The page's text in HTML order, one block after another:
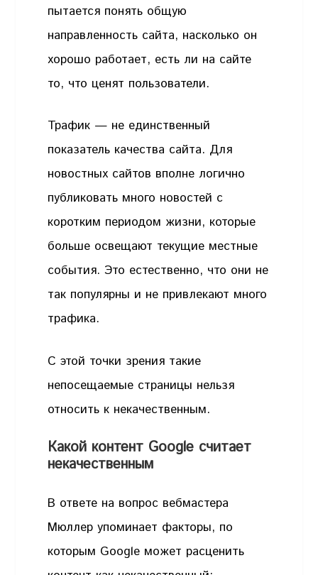
пытается понять общую
направленность сайта, насколько он
хорошо работает, есть ли на сайте
то, что ценят пользователи.
Трафик — не единственный
показатель качества сайта. Для
новостных сайтов вполне логично
публиковать много новостей с
коротким периодом жизни, которые
больше освещают текущие местные
события. Это естественно, что они не
так популярны и не привлекают много
трафика.
С этой точки зрения такие
непосещаемые страницы нельзя
относить к некачественным.
Какой контент Google считает
некачественным
В ответе на вопрос вебмастера
Мюллер упоминает факторы, по
которым Google может расценить